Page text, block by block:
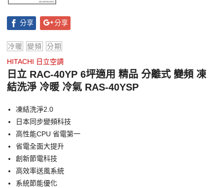
分享 分享
冷暖 變頻
分期
HITACHI 日立空調
日立 RAC-40YP 6坪適用 精品 分離式 變頻 凍
結洗淨 冷暖 冷氣 RAS-40YSP
凍結洗淨2.0
日本同步變頻科技
高性能CPU 省電第一
省電全面大提升
創新節電科技
高效率送風系統
系統節能優化